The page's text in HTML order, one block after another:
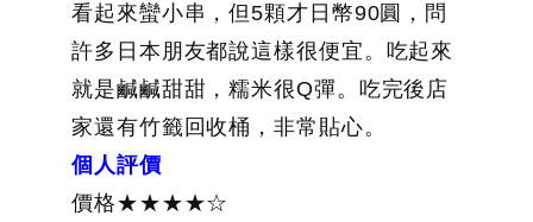
看起來蠻小串，但5顆才日幣90圓，問
許多日本朋友都說這樣很便宜。吃起來
就是鹹鹹甜甜，糯米很Q彈。吃完後店
家還有竹籤回收桶，非常貼心。
個人評價
價格★★★★☆